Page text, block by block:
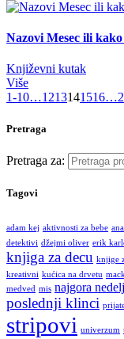
Nazovi Mesec ili
Književni kutak
Više
1-10…1213141516…
Pretraga
Pretraga za:
Tagovi
adam kej aktivnosti za bebe
detektivi džejmi oliver erik
knjiga za decu knjige
kreativni kućica na drvetu
medved mis najgora
poslednji klinci
stripovi univerzum